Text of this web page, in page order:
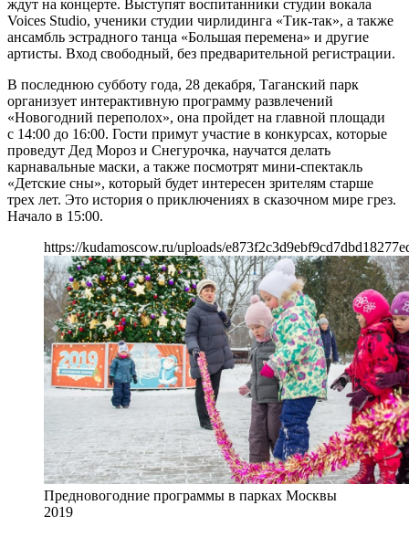
ждут на концерте. Выступят воспитанники студии вокала
Voices Studio, ученики студии чирлидинга «Тик-так», а также
ансамбль эстрадного танца «Большая перемена» и другие
артисты. Вход свободный, без предварительной регистрации.
В последнюю субботу года, 28 декабря, Таганский парк
организует интерактивную программу развлечений
«Новогодний переполох», она пройдет на главной площади
с 14:00 до 16:00. Гости примут участие в конкурсах, которые
проведут Дед Мороз и Снегурочка, научатся делать
карнавальные маски, а также посмотрят мини-спектакль
«Детские сны», который будет интересен зрителям старше
трех лет. Это история о приключениях в сказочном мире грез.
Начало в 15:00.
https://kudamoscow.ru/uploads/
Предновогодние программы в парках Москвы
2019